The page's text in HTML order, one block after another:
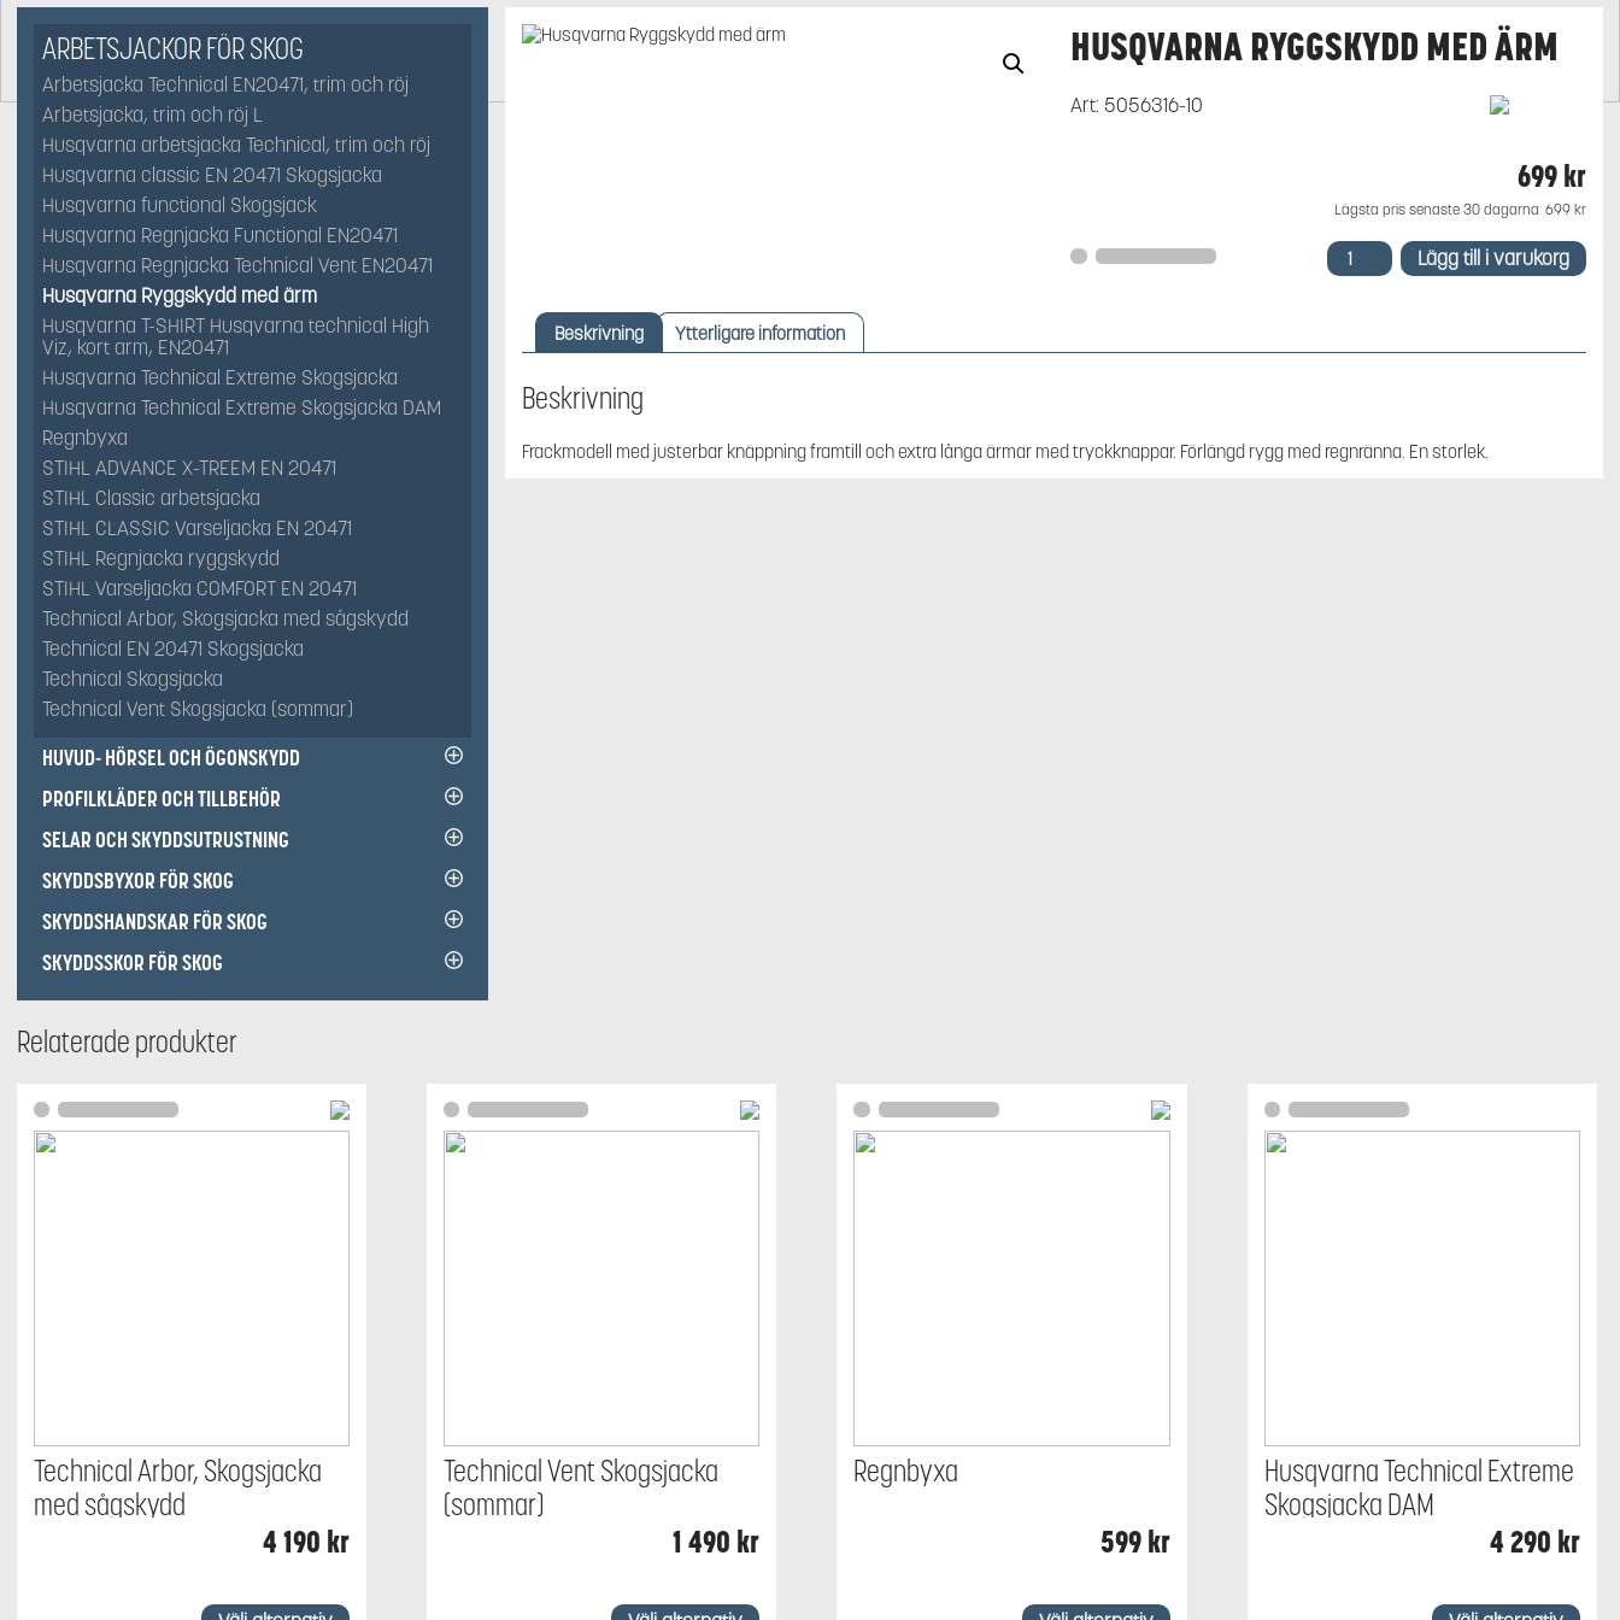
ARBETSJACKOR FÖR SKOG
Arbetsjacka Technical EN20471, trim och röj
Arbetsjacka, trim och röj L
Husqvarna arbetsjacka Technical, trim och röj
Husqvarna classic EN 20471 Skogsjacka
Husqvarna functional Skogsjack
Husqvarna Regnjacka Functional EN20471
Husqvarna Regnjacka Technical Vent EN20471
Husqvarna Ryggskydd med ärm
Husqvarna T-SHIRT Husqvarna technical High
Viz, kort arm, EN20471
Husqvarna Technical Extreme Skogsjacka
Husqvarna Technical Extreme Skogsjacka DAM
Regnbyxa
STIHL ADVANCE X-TREEM EN 20471
STIHL Classic arbetsjacka
STIHL CLASSIC Varseljacka EN 20471
STIHL Regnjacka ryggskydd
STIHL Varseljacka COMFORT EN 20471
Technical Arbor, Skogsjacka med sågskydd
Technical EN 20471 Skogsjacka
Technical Skogsjacka
Technical Vent Skogsjacka (sommar)
HUVUD- HÖRSEL OCH ÖGONSKYDD
PROFILKLÄDER OCH TILLBEHÖR
SELAR OCH SKYDDSUTRUSTNING
SKYDDSBYXOR FÖR SKOG
SKYDDSHANDSKAR FÖR SKOG
SKYDDSSKOR FÖR SKOG
HUSQVARNA RYGGSKYDD MED ÄRM
Art: 5056316-10
699kr
Lägsta pris senaste 30 dagarna: 699 kr
Husqvarna
RyggskyddLägg till i varukorg
Beskrivning Ytterligare information
Beskrivning
Frackmodell med justerbar knäppning framtill och extra långa ärmar med tryckknappar. Förlängd rygg med regnränna. En storlek.
Relaterade produkter
Technical Arbor, Skogsjacka
med sågskydd
4 190 kr
Technical Vent Skogsjacka
(sommar)
1 490 kr
Regnbyxa
599kr
Husqvarna Technical Extreme
Skogsjacka DAM
4 290 kr